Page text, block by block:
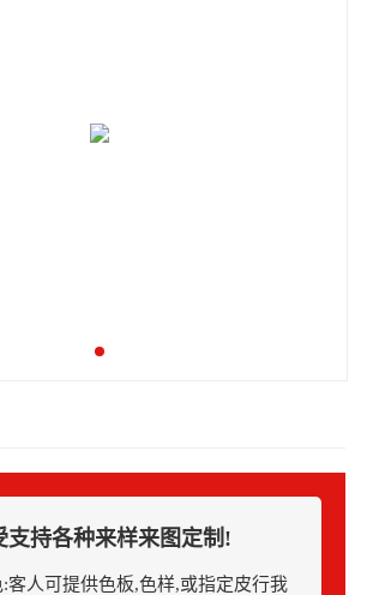
支持各种来样来图定制!
客人可提供色板,色样,或指定皮行我